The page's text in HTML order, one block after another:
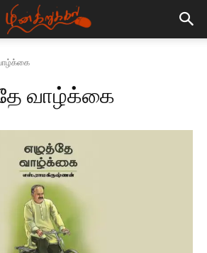
வாழ்க்கை